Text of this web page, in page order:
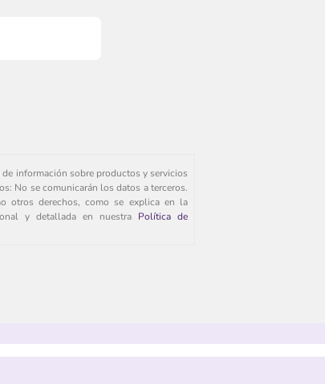
información sobre productos y servicios
No se comunicarán los datos a terceros.
otros derechos, como se explica en la
y detallada en nuestra Política de